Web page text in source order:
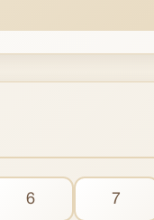
6 7